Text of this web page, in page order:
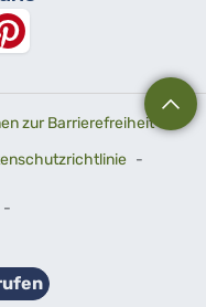
zur Barrierefreiheit-
-
-